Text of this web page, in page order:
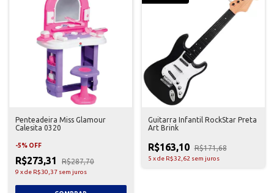
Penteadeira Miss Glamour
Calesita 0320
-5% OFF
R$273,31 R$287,70
9 xde R$30,37 sem juros
Guitarra Infantil RockStar Preta
Art Brink
R$163,10 R$171,68
5 xde R$32,62 sem juros